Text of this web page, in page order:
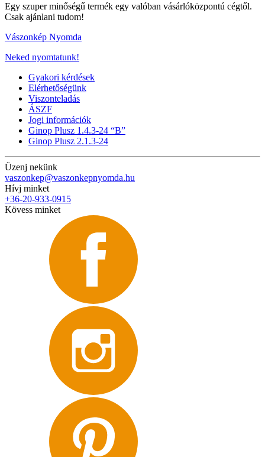
Egy szuper minőségű termék egy valóban vásárlóközpontú cégtől.
Csak ajánlani tudom!
Vászonkép Nyomda
Neked nyomtatunk!
Gyakori kérdések
Elérhetőségünk
Viszonteladás
ÁSZF
Jogi információk
Ginop Plusz 1.4.3-24 “B”
Ginop Plusz 2.1.3-24
Üzenj nekünk
vaszonkep@vaszonkepnyomda.hu
Hívj minket
+36-20-933-0915
Kövess minket